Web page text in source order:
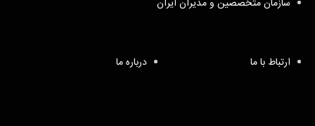
ارتباط با ما درباره ما